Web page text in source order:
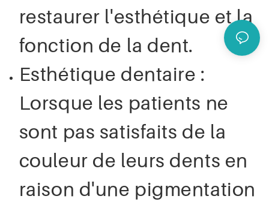
restaurer l'esthétique et la
fonction de la dent.
Esthétique dentaire :
Lorsque les patients ne
sont pas satisfaits de la
couleur de leurs dents en
raison d'une pigmentation